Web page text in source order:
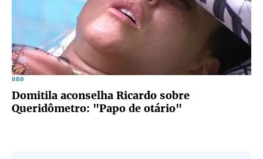
BBB
Domitila aconselha Ricardo sobre
Queridômetro: "Papo de otário"